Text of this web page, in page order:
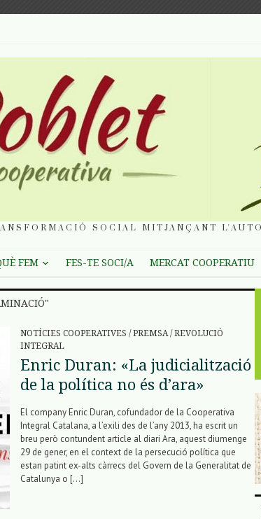
SOCIAL MITJANÇANT
FEM FES-TE SOCI/A MERCAT COOPERATIU
NOTÍCIES COOPERATIVES / PREMSA/ REVOLUCIÓ
INTEGRAL
Enric Duran: «La judicialització
de la política no és d’ara»
El company Enric Duran, cofundador de la Cooperativa
Integral Catalana, a l’exili des de l’any 2013, ha escrit un
breu però contundent article al diari Ara, aquest diumenge
29 de gener, en el context de la persecució política que
estan patint ex-alts càrrecs del Govern de la Generalitat de
Catalunya o […]